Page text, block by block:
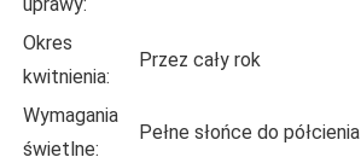
Okres
kwitnienia:
Przez cały rok
Wymagania
świetlne:
Pełne słońce do półcienia